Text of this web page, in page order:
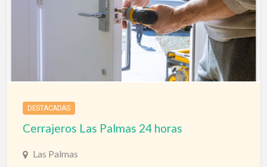
DESTACADAS
Cerrajeros Las Palmas 24 horas
Las Palmas